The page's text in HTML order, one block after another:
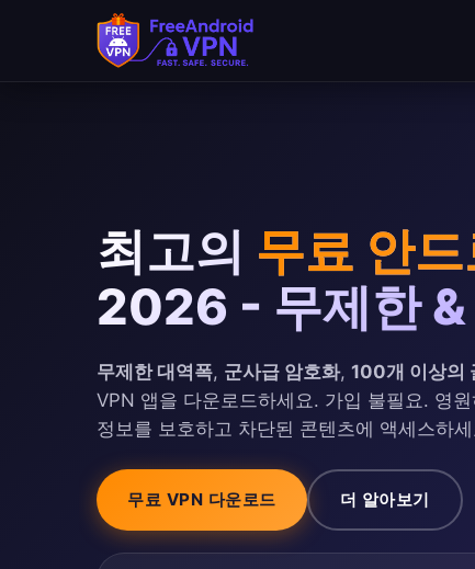
본문으로 건너뛰기
최고의 무료 안
2026 - 무제한 &
무제한 대역폭, 군사급 암호화, 100개 이상의
VPN 앱을 다운로드하세요. 가입 불필요. 영
정보를 보호하고 차단된 콘텐츠에 액세스하
무료 VPN 다운로드 더 알아보기